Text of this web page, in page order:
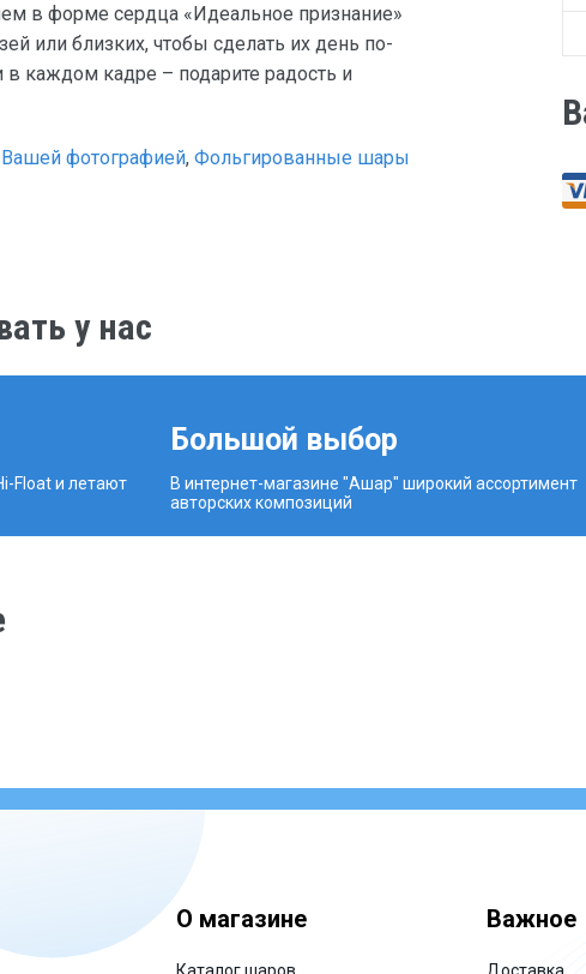
в форме сердца «Идеальное признание»
или близких, чтобы сделать их день по-
каждом кадре – подарите радость и
фотографией, Фольгированные шары
у нас
Float и летают
Большой выбор
В интернет-магазине "Ашар" широкий ассортимент
авторских композиций
О магазине
Каталог шаров
Важное
Доставка